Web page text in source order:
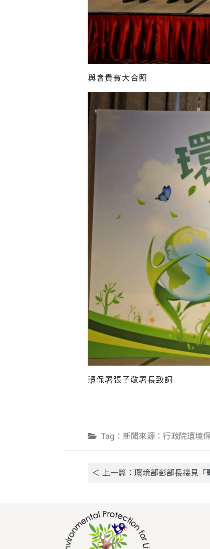
與會貴賓大合照
環保署張子敬署長致詞
Tag：新聞來源：行政院環境
＜ 上一篇：環境部彭部長接見